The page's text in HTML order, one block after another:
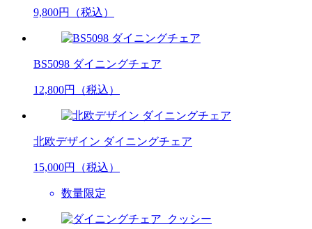
9,800円（税込）
BS5098 ダイニングチェア
12,800円（税込）
北欧デザイン ダイニングチェア
15,000円（税込）
数量限定